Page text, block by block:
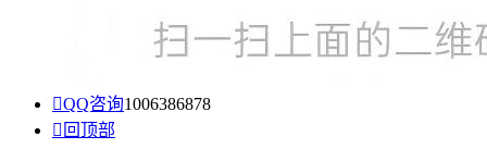
QQ咨询1006386878
 回顶部